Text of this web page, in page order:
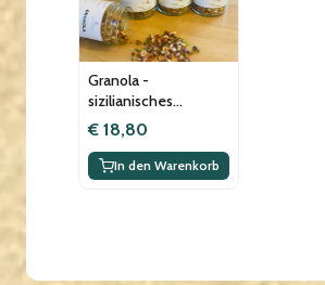
Granola -
sizilianisches
Superfood, vegan,
ohne Zucker,
glutenfrei, Low Carb,
€ 18,80
In den Warenkorb